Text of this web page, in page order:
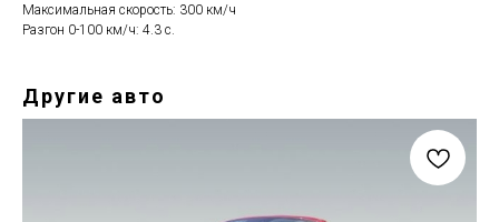
Максимальная скорость: 300 км/ч
Разгон 0-100 км/ч: 4.3 с.
Другие авто